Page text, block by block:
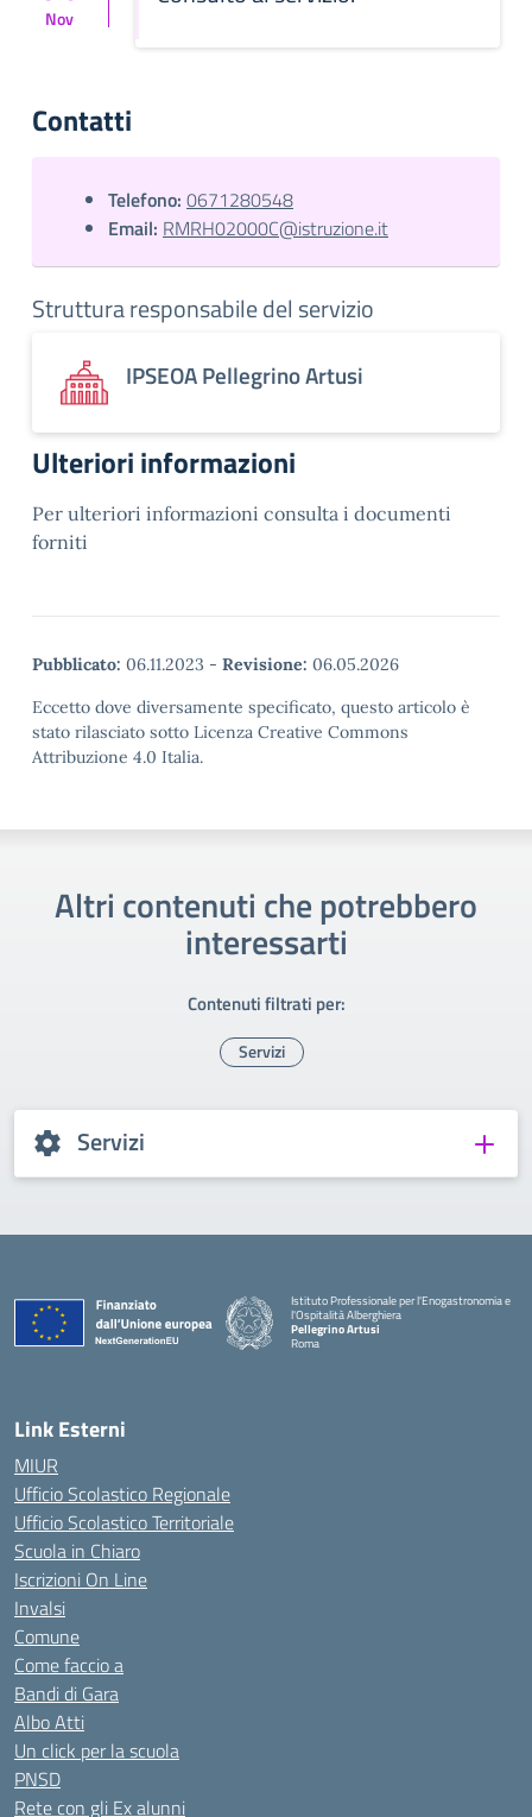
Nov
Contatti
Telefono: 0671280548
Email: RMRH02000C@istruzione.it
Struttura responsabile del servizio
IPSEOA Pellegrino Artusi
Ulteriori informazioni
Per ulteriori informazioni consulta i documenti
forniti
Pubblicato: 06.11.2023 - Revisione: 06.05.2026
Eccetto dove diversamente specificato, questo articolo è
stato rilasciato sotto Licenza Creative Commons
Attribuzione 4.0 Italia.
Altri contenuti che potrebbero
interessarti
Contenuti filtrati per:
Servizi
Servizi
Istituto Professionale per l'Enogastronomia e
l'Ospitalità Alberghiera
Pellegrino Artusi
Roma
Link Esterni
MIUR
Ufficio Scolastico Regionale
Ufficio Scolastico Territoriale
Scuola in Chiaro
Iscrizioni On Line
Invalsi
Comune
Come faccio a
Bandi di Gara
Albo Atti
Un click per la scuola
PNSD
Rete con gli Ex alunni